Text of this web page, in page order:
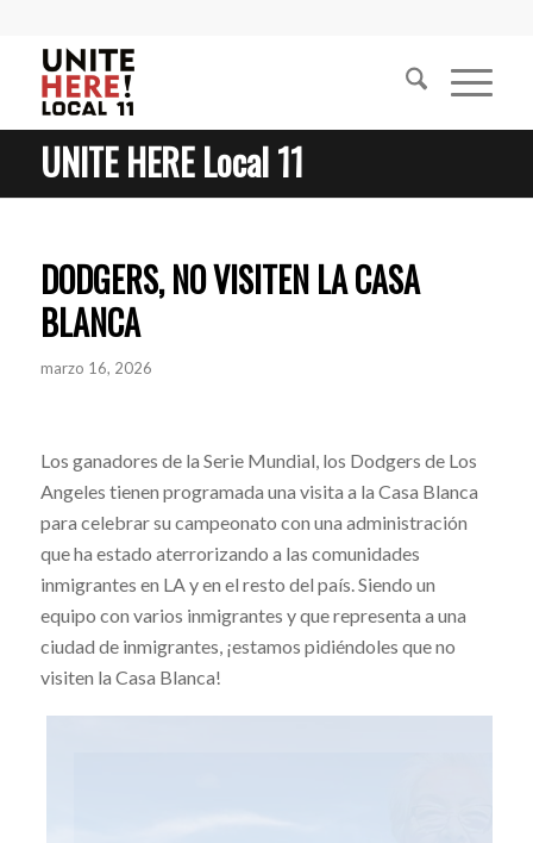
UNITE HERE Local 11
DODGERS, NO VISITEN LA CASA
BLANCA
marzo 16, 2026
Los ganadores de la Serie Mundial, los Dodgers de Los
Angeles tienen programada una visita a la Casa Blanca
para celebrar su campeonato con una administración
que ha estado aterrorizando a las comunidades
inmigrantes en LA y en el resto del país. Siendo un
equipo con varios inmigrantes y que representa a una
ciudad de inmigrantes, ¡estamos pidiéndoles que no
visiten la Casa Blanca!